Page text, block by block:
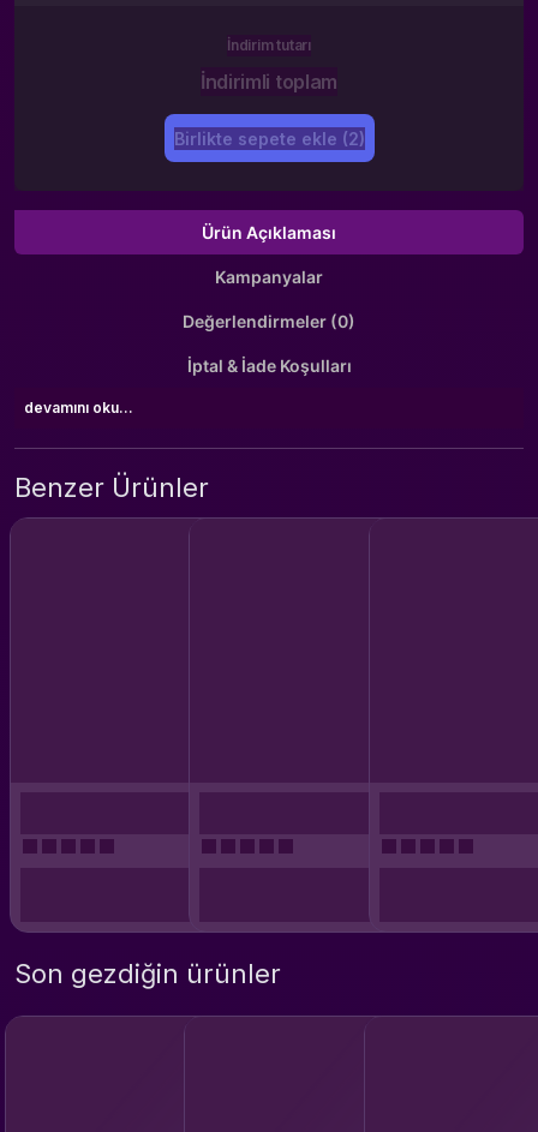
İndirim tutarı
İndirimli toplam
Birlikte sepete ekle (2)
Ürün Açıklaması
Kampanyalar
Değerlendirmeler (0)
İptal & İade Koşulları
devamını oku...
Benzer Ürünler
Son gezdiğin ürünler